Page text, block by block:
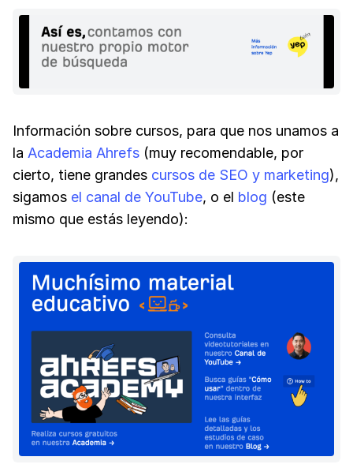
Información sobre cursos, para que nos unamos a
la Academia Ahrefs (muy recomendable, por
cierto, tiene grandes cursos de SEO y marketing),
sigamos el canal de YouTube, o el blog (este
mismo que estás leyendo):